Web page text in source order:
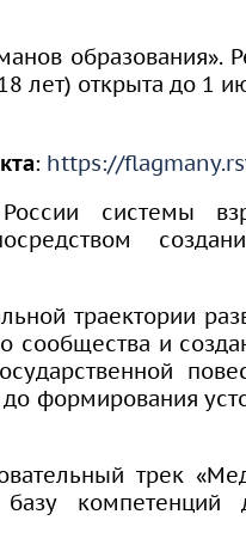
образования».
лет) открыта до 1
: https://
системы
траектории
сообщества и
формирования
трек
базу